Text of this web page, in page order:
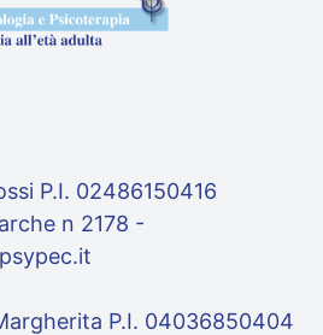
P.I. 02486150416
n 2178 -
P.I. 04036850404